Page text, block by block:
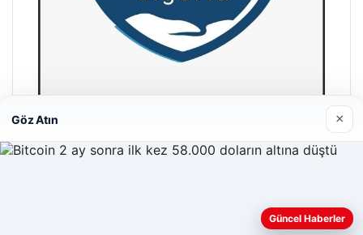
Hastaş Beton
26/05/2026
Web sitemizi nasıl kullandığınızı daha iyi anlayabilmek,
deneyiminizi kişiselleştirmek ve geliştirmek amacıyla çerezler
Göz Atın ×
Güncel Haberler